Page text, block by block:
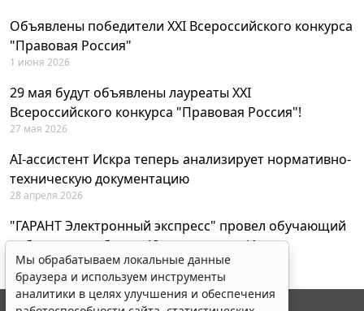
Объявлены победители XXI Всероссийского конкурса
"Правовая Россия"
1 июня 2026
29 мая будут объявлены лауреаты XXI
Всероссийского конкурса "Правовая Россия"!
27 мая 2026
AI-ассистент Искра теперь анализирует нормативно-
техническую документацию
28 апреля 2026
"ГАРАНТ Электронный экспресс" провел обучающий
вебинар по работе с AI-ассистентом Искра
23 апреля 2026
Мы обрабатываем локальные данные
браузера и используем инструменты
аналитики в целях улучшения и обеспечения